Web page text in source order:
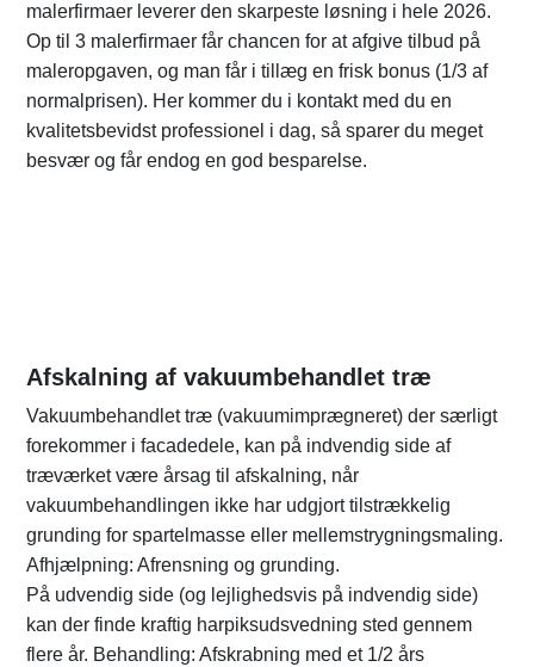
malerfirmaer leverer den skarpeste løsning i hele 2026.
Op til 3 malerfirmaer får chancen for at afgive tilbud på
maleropgaven, og man får i tillæg en frisk bonus (1/3 af
normalprisen). Her kommer du i kontakt med du en
kvalitetsbevidst professionel i dag, så sparer du meget
besvær og får endog en god besparelse.
Afskalning af vakuumbehandlet træ
Vakuumbehandlet træ (vakuumimprægneret) der særligt
forekommer i facadedele, kan på indvendig side af
træværket være årsag til afskalning, når
vakuumbehandlingen ikke har udgjort tilstrækkelig
grunding for spartelmasse eller mellemstrygningsmaling.
Afhjælpning: Afrensning og grunding.
På udvendig side (og lejlighedsvis på indvendig side)
kan der finde kraftig harpiksudsvedning sted gennem
flere år. Behandling: Afskrabning med et 1/2 års